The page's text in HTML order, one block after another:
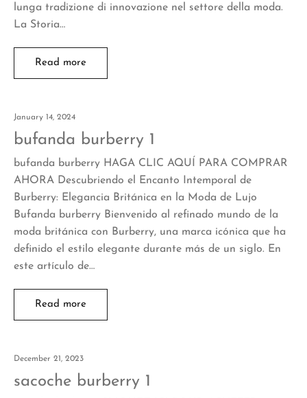
lunga tradizione di innovazione nel settore della moda.
La Storia…
Read more
January 14, 2024
bufanda burberry 1
bufanda burberry HAGA CLIC AQUÍ PARA COMPRAR
AHORA Descubriendo el Encanto Intemporal de
Burberry: Elegancia Británica en la Moda de Lujo
Bufanda burberry Bienvenido al refinado mundo de la
moda británica con Burberry, una marca icónica que ha
definido el estilo elegante durante más de un siglo. En
este artículo de…
Read more
December 21, 2023
sacoche burberry 1